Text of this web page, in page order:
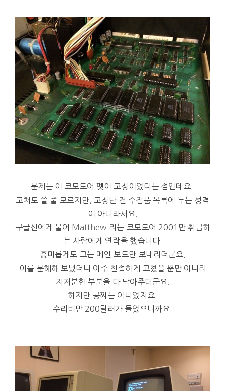
문제는 이 코모도어 펫이 고장이었다는 점인데요.
고쳐도 쓸 줄 모르지만, 고장난 건 수집품 목록에 두는 성격
이 아니라서요.
구글신에게 물어
Matthew라는 코모도어 2001만 취급하
는 사람에게 연락을 했습니다.
흥미롭게도 그는 메인 보드만 보내라더군요.
이를 분해해 보냈더니 아주 친절하게 고쳤을 뿐만 아니라
지저분한 부분을 다 닦아주더군요.
하지만 공짜는 아니었지요.
수리비만 200달러가 들었으니까요.